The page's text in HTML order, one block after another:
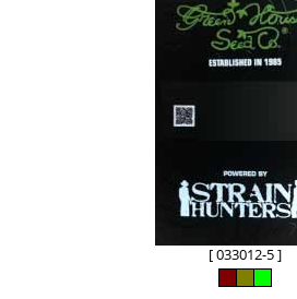
[ 033012-5 ]